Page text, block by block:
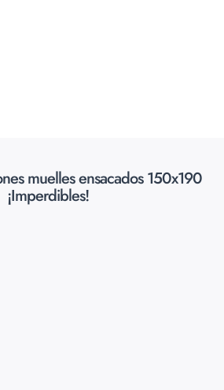
muelles ensacados 150x190
¡Imperdibles!